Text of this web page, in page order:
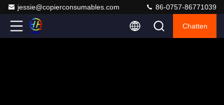
jessie@copierconsumables.com 86-0757-86771039
Chatten